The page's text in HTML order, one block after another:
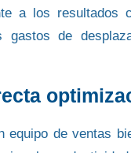
a los resultados
gastos de
equipo de ventas